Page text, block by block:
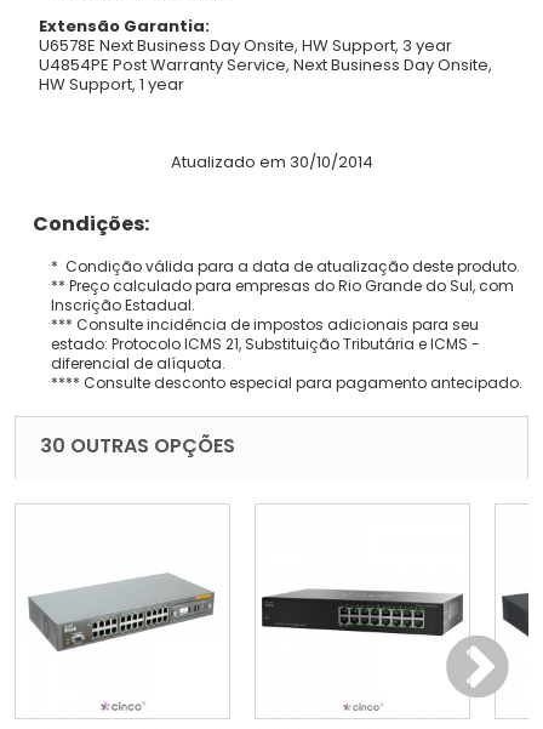
Extensão Garantia:
U6578E Next Business Day Onsite, HW Support, 3 year
U4854PE Post Warranty Service, Next Business Day Onsite,
HW Support, 1 year
Atualizado em 30/10/2014
Condições:
* Condição válida para a data de atualização deste produto.
** Preço calculado para empresas do Rio Grande do Sul, com
Inscrição Estadual.
*** Consulte incidência de impostos adicionais para seu
estado: Protocolo ICMS 21, Substituição Tributária e ICMS -
diferencial de alíquota.
**** Consulte desconto especial para pagamento antecipado.
30 OUTRAS OPÇÕES